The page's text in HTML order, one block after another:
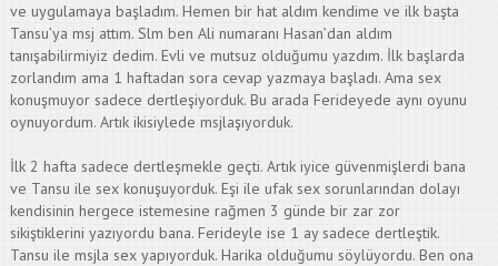
ve uygulamaya başladım. Hemen bir hat aldım kendime ve ilk başta
Tansu’ya msj attım. Slm ben Ali numaranı Hasan’dan aldım
tanışabilirmiyiz dedim. Evli ve mutsuz olduğumu yazdım. İlk başlarda
zorlandım ama 1 haftadan sora cevap yazmaya başladı. Ama sex
konuşmuyor sadece dertleşiyorduk. Bu arada Ferideyede aynı oyunu
oynuyordum. Artık ikisiylede msjlaşıyorduk.
İlk 2 hafta sadece dertleşmekle geçti. Artık iyice güvenmişlerdi bana
ve Tansu ile sex konuşuyorduk. Eşi ile ufak sex sorunlarından dolayı
kendisinin hergece istemesine rağmen 3 günde bir zar zor
sikiştiklerini yazıyordu bana. Ferideyle ise 1 ay sadece dertleştik.
Tansu ile msjla sex yapıyorduk. Harika olduğumu söylüyordu. Ben ona